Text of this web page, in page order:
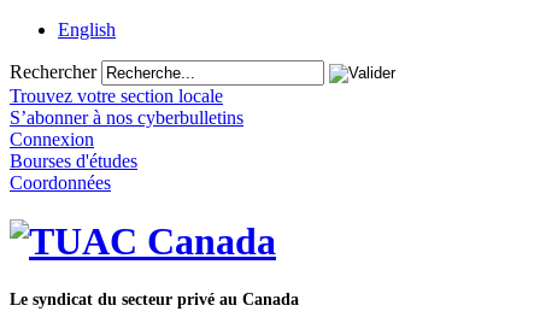
English
Rechercher
Trouvez votre section locale
S’abonner à nos cyberbulletins
Connexion
Bourses d'études
Coordonnées
Le syndicat du secteur privé au Canada